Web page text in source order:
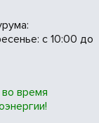
с 10:00 до
время